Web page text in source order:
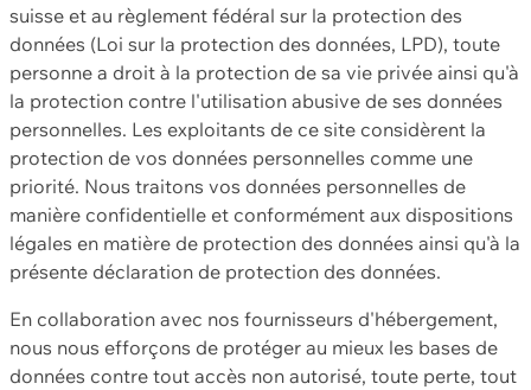
suisse et au règlement fédéral sur la protection des
données (Loi sur la protection des données, LPD), toute
personne a droit à la protection de sa vie privée ainsi qu'à
la protection contre l'utilisation abusive de ses données
personnelles. Les exploitants de ce site considèrent la
protection de vos données personnelles comme une
priorité. Nous traitons vos données personnelles de
manière confidentielle et conformément aux dispositions
légales en matière de protection des données ainsi qu'à la
présente déclaration de protection des données.
En collaboration avec nos fournisseurs d'hébergement,
nous nous efforçons de protéger au mieux les bases de
données contre tout accès non autorisé, toute perte, tout